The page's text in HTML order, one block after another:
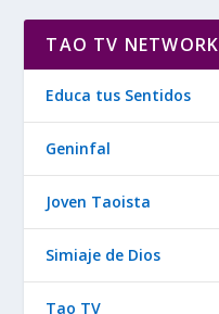
TAO TV NETWORK
Educa tus Sentidos
Geninfal
Joven Taoista
Simiaje de Dios
Tao TV